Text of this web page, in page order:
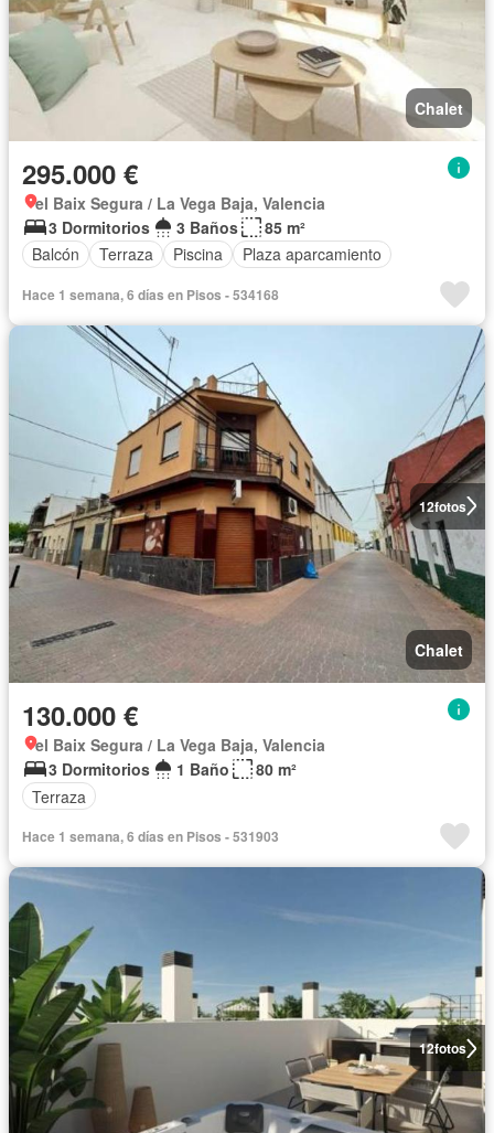
Chalet
295.000 €
el Baix Segura / La Vega Baja, Valencia
3 Dormitorios
3 Baños
85 m²
Balcón
Terraza Piscina Plaza aparcamiento
Hace 1 semana, 6 días en Pisos - 534168
12fotos
Chalet
130.000 €
el Baix Segura / La Vega Baja, Valencia
3 Dormitorios
1 Baño
80 m²
Terraza
Hace 1 semana, 6 días en Pisos - 531903
12fotos